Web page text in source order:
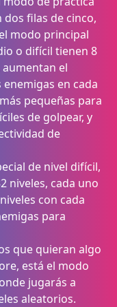
dos filas de cinco,
modo principal
o difícil tienen 8
aumentan el
en cada
pequeñas para
de golpear, y
de
de nivel difícil,
niveles, cada uno
con cada
para
que quieran algo
está el modo
jugarás a
aleatorios.